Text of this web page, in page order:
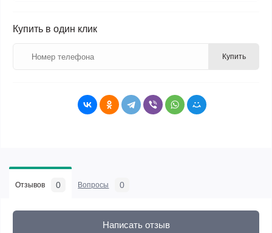
Купить в один клик
Купить
Отзывов 0 Вопросы 0
Написать отзыв